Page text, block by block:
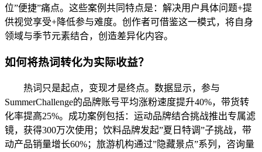
位”便捷”痛点。这些案例共同特点是：解决用户具体问题+提
供视觉享受+降低参与难度。创作者可借鉴这一模式，将自身
领域与季节元素结合，创造差异化内容。
如何将热词转化为实际收益？
热词只是起点，变现才是终点。数据显示，参与
SummerChallenge的品牌账号平均涨粉速度提升40%，带货转
化率提高25%。成功案例包括：运动品牌结合挑战推出专属滤
镜，获得300万次使用；饮料品牌发起”夏日特调”子挑战，带
动产品销量增长60%；旅游机构通过”隐藏景点”系列，咨询量